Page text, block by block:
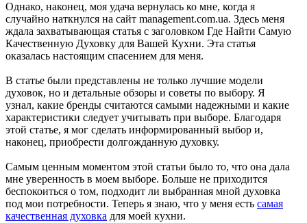
Однако, наконец, моя удача вернулась ко мне, когда я
случайно наткнулся на сайт management.com.ua. Здесь меня
ждала захватывающая статья с заголовком Где Найти Самую
Качественную Духовку для Вашей Кухни. Эта статья
оказалась настоящим спасением для меня.
В статье были представлены не только лучшие модели
духовок, но и детальные обзоры и советы по выбору. Я
узнал, какие бренды считаются самыми надежными и какие
характеристики следует учитывать при выборе. Благодаря
этой статье, я мог сделать информированный выбор и,
наконец, приобрести долгожданную духовку.
Самым ценным моментом этой статьи было то, что она дала
мне уверенность в моем выборе. Больше не приходится
беспокоиться о том, подходит ли выбранная мной духовка
под мои потребности. Теперь я знаю, что у меня есть самая
качественная духовка для моей кухни.